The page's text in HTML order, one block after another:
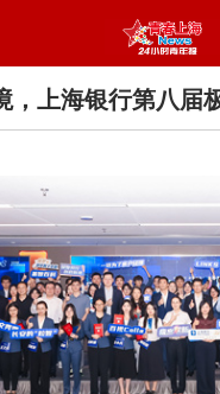
，上海银行第八届